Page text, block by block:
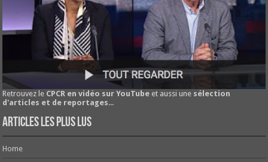
Retrouvez le CPCR en vidéo sur YouTube et aussi une sélection
d'articles et de reportages...
Articles les plus lus
Home